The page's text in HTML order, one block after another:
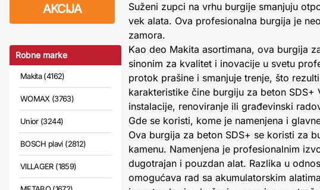
AKCIJA
Robne marke
Makita (4162)
WOMAX (3763)
Unior (3244)
BOSCH plavi (2812)
VILLAGER (1859)
Suženi zupci na vrhu burgije smanjuju
vek alata. Ova profesionalna burgija je
zamora.
Kao deo Makita asortimana, ova burgija
sinonim za kvalitet i inovacije u svetu
protok prašine i smanjuje trenje, što
karakteristike čine burgiju za beton
instalacije, renoviranje ili građevinski
Gde se koristi, kome je namenjena i
Ova burgija za beton SDS+ se koristi za
kamenu. Namenjena je profesionalnim
dugotrajan i pouzdan alat. Razlika u
omogućava rad sa akumulatorskim